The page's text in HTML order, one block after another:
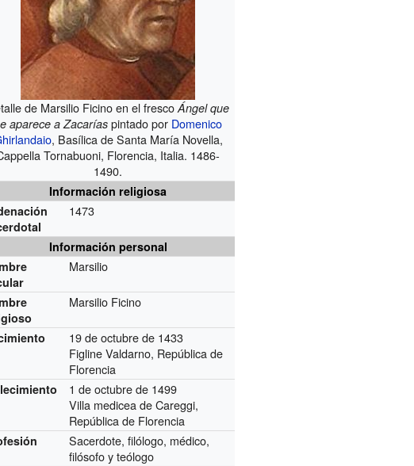
de Marsilio Ficino en el frescoÁngel que
aparece a Zacaríaspintado por Domenico
, Basílica de Santa María Novella,
Tornabuoni, Florencia, Italia. 1486-
1490.
Información religiosa
1473
Información personal
Marsilio
Marsilio Ficino
19 de octubre de 1433
Figline Valdarno, República de
Florencia
1 de octubre de 1499
Villa medicea de Careggi,
República de Florencia
Sacerdote, filólogo, médico,
filósofo y teólogo